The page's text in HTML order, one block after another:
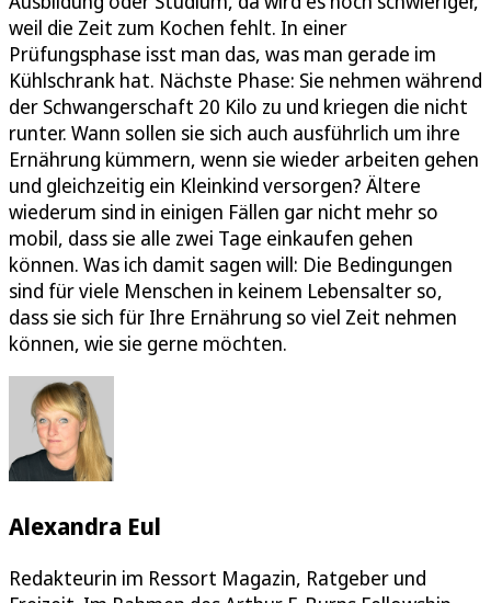
weil die Zeit zum Kochen fehlt. In einer
Prüfungsphase isst man das, was man gerade im
Kühlschrank hat. Nächste Phase: Sie nehmen während
der Schwangerschaft 20 Kilo zu und kriegen die nicht
runter. Wann sollen sie sich auch ausführlich um ihre
Ernährung kümmern, wenn sie wieder arbeiten gehen
und gleichzeitig ein Kleinkind versorgen? Ältere
wiederum sind in einigen Fällen gar nicht mehr so
mobil, dass sie alle zwei Tage einkaufen gehen
können. Was ich damit sagen will: Die Bedingungen
sind für viele Menschen in keinem Lebensalter so,
dass sie sich für Ihre Ernährung so viel Zeit nehmen
können, wie sie gerne möchten.
Alexandra Eul
Redakteurin im Ressort Magazin, Ratgeber und